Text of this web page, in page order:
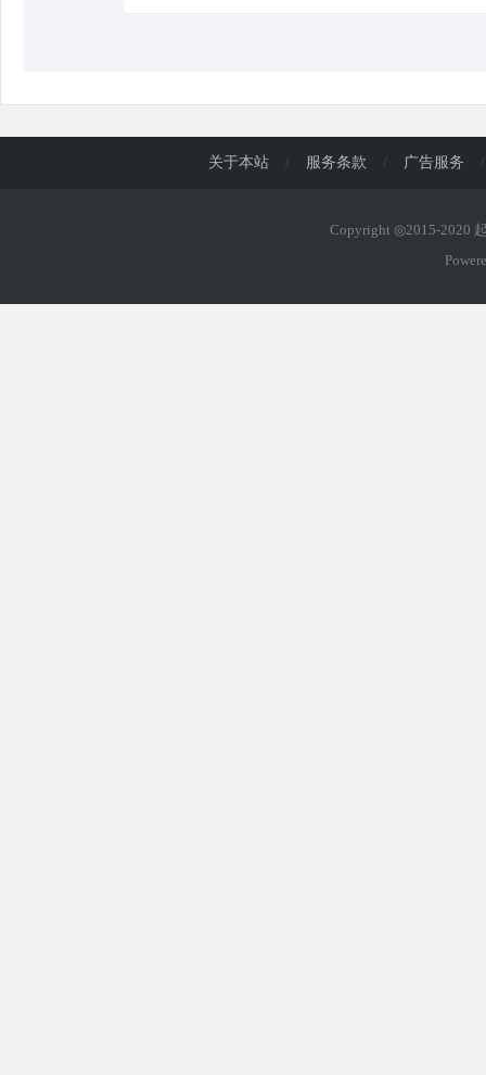
关于本站 / 服务条款 / 广告服务 /
Copyright ◎2015-2020